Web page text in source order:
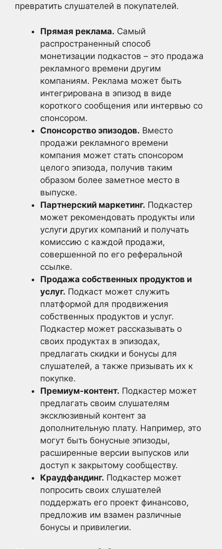
превратить слушателей в покупателей.
Прямая реклама. Самый
распространенный способ
монетизации подкастов – это продажа
рекламного времени другим
компаниям. Реклама может быть
интегрирована в эпизод в виде
короткого сообщения или интервью со
спонсором.
Спонсорство эпизодов. Вместо
продажи рекламного времени
компания может стать спонсором
целого эпизода, получив таким
образом более заметное место в
выпуске.
Партнерский маркетинг. Подкастер
может рекомендовать продукты или
услуги других компаний и получать
комиссию с каждой продажи,
совершенной по его реферальной
ссылке.
Продажа собственных продуктов и
услуг. Подкаст может служить
платформой для продвижения
собственных продуктов и услуг.
Подкаcтер может рассказывать о
своих продуктах в эпизодах,
предлагать скидки и бонусы для
слушателей, а также призывать их к
покупке.
Премиум-контент. Подкастер может
предлагать своим слушателям
эксклюзивный контент за
дополнительную плату. Например, это
могут быть бонусные эпизоды,
расширенные версии выпусков или
доступ к закрытому сообществу.
Краудфандинг. Подкастер может
попросить своих слушателей
поддержать его проект финансово,
предложив им взамен различные
бонусы и привилегии.